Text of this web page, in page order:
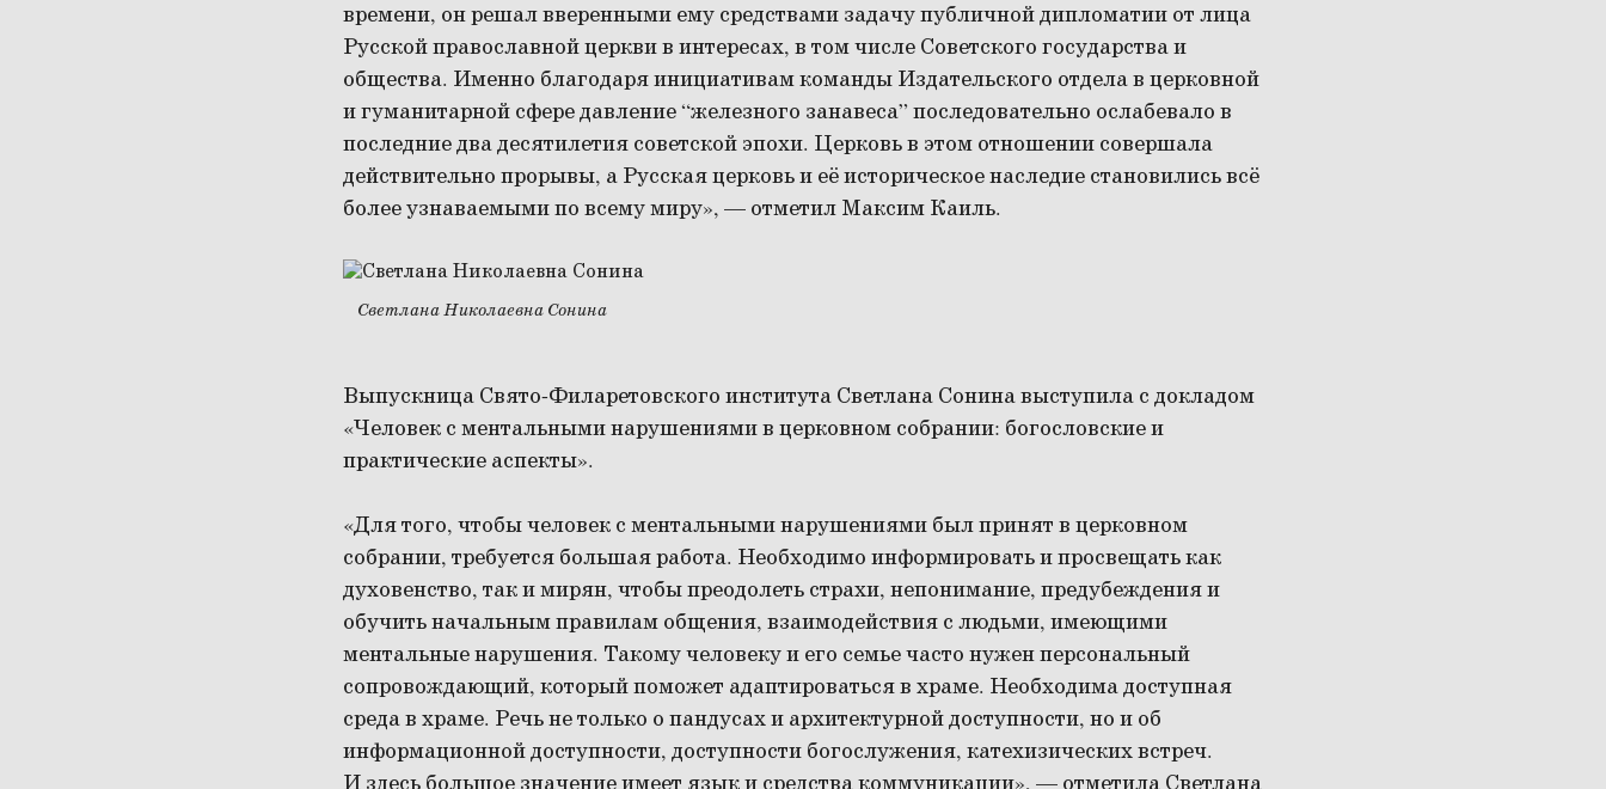
времени, он решал вверенными ему средствами задачу публичной дипломатии от лица
Русской православной церкви в интересах, в том числе Советского государства и
общества. Именно благодаря инициативам команды Издательского отдела в церковной
и гуманитарной сфере давление “железного занавеса” последовательно ослабевало в
последние два десятилетия советской эпохи. Церковь в этом отношении совершала
действительно прорывы, а Русская церковь и её историческое наследие становились всё
более узнаваемыми по всему миру», — отметил Максим Каиль.
Светлана Николаевна Сонина
Выпускница Свято-Филаретовского института Светлана Сонина выступила с докладом
«Человек с ментальными нарушениями в церковном собрании: богословские и
практические аспекты».
«Для того, чтобы человек с ментальными нарушениями был принят в церковном
собрании, требуется большая работа. Необходимо информировать и просвещать как
духовенство, так и мирян, чтобы преодолеть страхи, непонимание, предубеждения и
обучить начальным правилам общения, взаимодействия с людьми, имеющими
ментальные нарушения. Такому человеку и его семье часто нужен персональный
сопровождающий, который поможет адаптироваться в храме. Необходима доступная
среда в храме. Речь не только о пандусах и архитектурной доступности, но и об
информационной доступности, доступности богослужения, катехизических встреч.